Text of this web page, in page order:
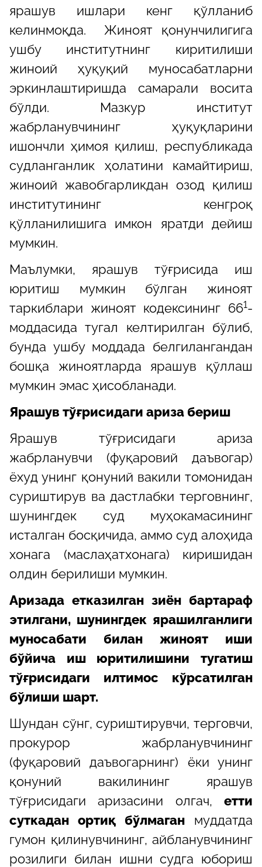
ярашув ишлари кенг қўлланиб
келинмоқда. Жиноят қонунчилигига
ушбу институтнинг киритилиши
жиноий ҳуқуқий муносабатларни
эркинлаштиришда самарали восита
бўлди. Мазкур институт
жабрланувчининг ҳуқуқларини
ишончли ҳимоя қилиш, республикада
судланганлик ҳолатини камайтириш,
жиноий жавобгарликдан озод қилиш
институтининг кенгроқ
қўлланилишига имкон яратди дейиш
мумкин.
Маълумки, ярашув тўғрисида иш
юритиш мумкин бўлган жиноят
таркиблари жиноят кодексининг 661-
моддасида тугал келтирилган бўлиб,
бунда ушбу моддада белгилангандан
бошқа жиноятларда ярашув қўллаш
мумкин эмас ҳисобланади.
Ярашув тўғрисидаги ариза бериш
Ярашув тўғрисидаги ариза
жабрланувчи (фуқаровий даъвогар)
ёхуд унинг қонуний вакили томонидан
суриштирув ва дастлабки терговнинг,
шунингдек суд муҳокамасининг
исталган босқичида, аммо суд алоҳида
хонага (маслаҳатхонага) киришидан
олдин берилиши мумкин.
Аризада етказилган зиён бартараф
этилгани, шунингдек ярашилганлиги
муносабати билан жиноят иши
бўйича иш юритилишини тугатиш
тўғрисидаги илтимос кўрсатилган
бўлиши шарт.
Шундан сўнг, суриштирувчи, терговчи,
прокурор жабрланувчининг
(фуқаровий даъвогарнинг) ёки унинг
қонуний вакилининг ярашув
тўғрисидаги аризасини олгач, етти
суткадан ортиқ бўлмаган муддатда
гумон қилинувчининг, айбланувчининг
розилиги билан ишни судга юбориш